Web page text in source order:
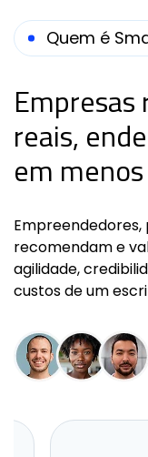
Quem é
Empresas
reais,
em
Empreendedores,
recomendam e
agilidade,
custos de um